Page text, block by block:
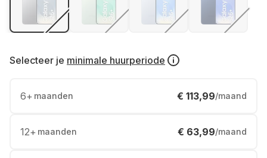
Selecteer je minimale huurperiode
6+ maanden € 113,99/maand
12+ maanden € 63,99/maand